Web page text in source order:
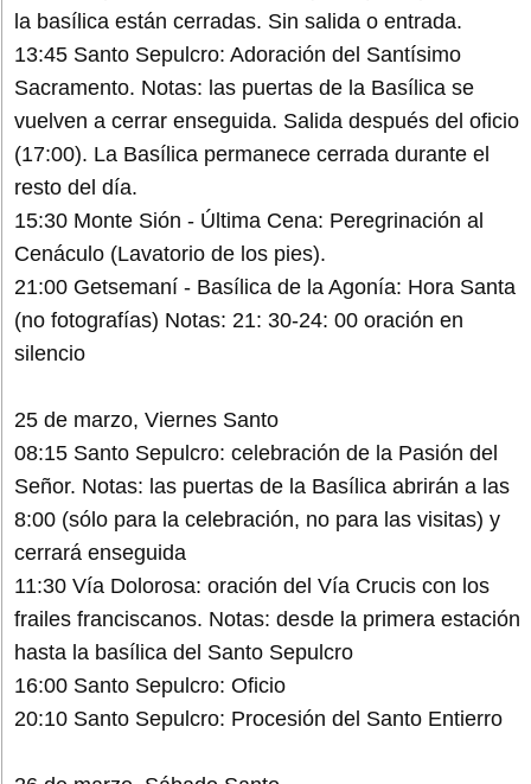
la basílica están cerradas. Sin salida o entrada.
13:45 Santo Sepulcro: Adoración del Santísimo
Sacramento. Notas: las puertas de la Basílica se
vuelven a cerrar enseguida. Salida después del oficio
(17:00). La Basílica permanece cerrada durante el
resto del día.
15:30 Monte Sión - Última Cena: Peregrinación al
Cenáculo (Lavatorio de los pies).
21:00 Getsemaní - Basílica de la Agonía: Hora Santa
(no fotografías) Notas: 21: 30-24: 00 oración en
silencio
25 de marzo, Viernes Santo
08:15 Santo Sepulcro: celebración de la Pasión del
Señor. Notas: las puertas de la Basílica abrirán a las
8:00 (sólo para la celebración, no para las visitas) y
cerrará enseguida
11:30 Vía Dolorosa: oración del Vía Crucis con los
frailes franciscanos. Notas: desde la primera estación
hasta la basílica del Santo Sepulcro
16:00 Santo Sepulcro: Oficio
20:10 Santo Sepulcro: Procesión del Santo Entierro